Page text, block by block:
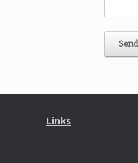
Links